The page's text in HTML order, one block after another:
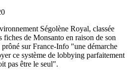
Ségolène Royal, classée
de Monsanto en raison de son
sur France-Info "une démarche
ce système de lobbying parfaitement
pas être le seul".